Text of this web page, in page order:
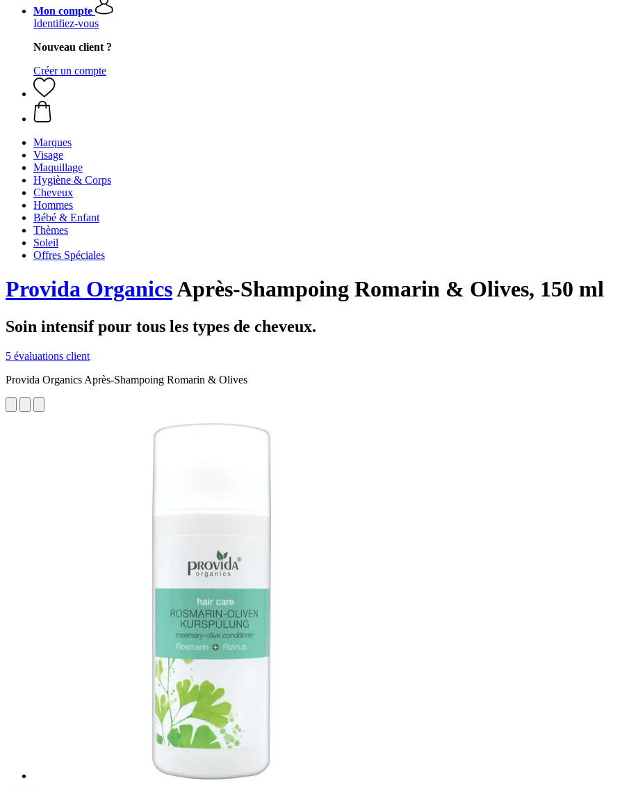
Mon compte
Identifiez-vous
Nouveau client ?
Créer un compte
Marques
Visage
Maquillage
Hygiène & Corps
Cheveux
Hommes
Bébé & Enfant
Thèmes
Soleil
Offres Spéciales
Provida OrganicsAprès-Shampoing Romarin & Olives, 150 ml
Soin intensif pour tous les types de cheveux.
5 évaluations client
Provida Organics Après-Shampoing Romarin & Olives